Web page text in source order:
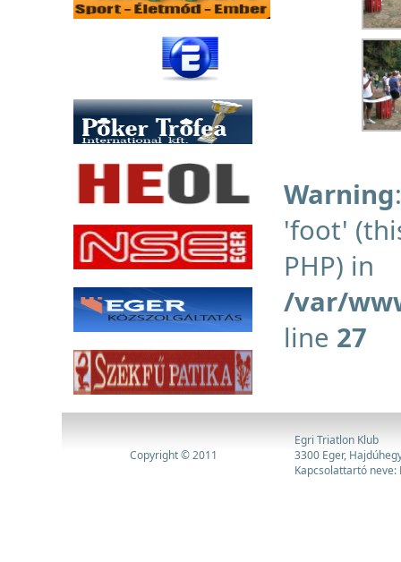
Warning
'foot'
PHP) in
/var/
line 27
Copyright © 2011
Egri Triatlon Klub
3300 Eger,
Kapcsolattartó